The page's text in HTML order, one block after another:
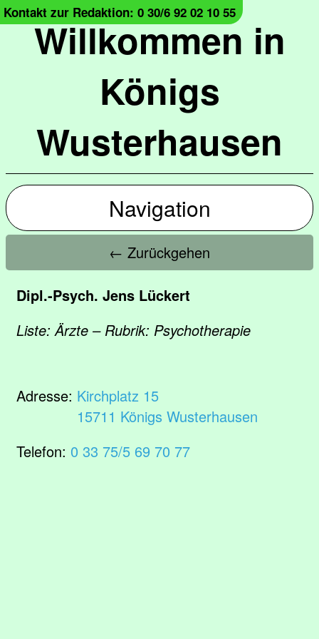
Willkommen in
Königs
Wusterhausen
Kontakt zur Redaktion: 0 30/6 92 02 10 55
Navigation
← Zurückgehen
Dipl.-Psych. Jens Lückert
Liste: Ärzte – Rubrik: Psychotherapie
Adresse: Kirchplatz 15
15711 Königs Wusterhausen
Telefon: 0 33 75/5 69 70 77